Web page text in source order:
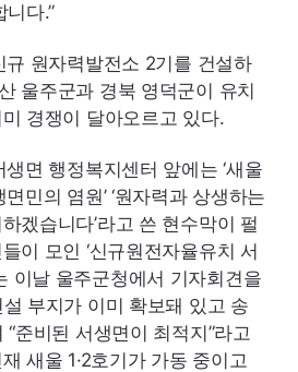
다.”
원자력발전소 2기를 건설하
울주군과 경북 영덕군이 유치
경쟁이 달아오르고 있다.
면 행정복지센터 앞에는 ‘새울
민의 염원’ ‘원자력과 상생하는
겠습니다’라고 쓴 현수막이 펄
이 모인 ‘신규원전자율유치 서
이날 울주군청에서 기자회견을
부지가 이미 확보돼 있고 송
“준비된 서생면이 최적지”라고
새울 1·2호기가 가동 중이고